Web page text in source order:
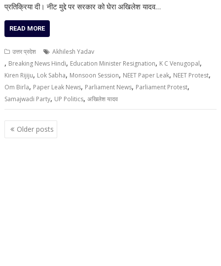
प्रतिक्रिया दी। नीट मुद्दे पर सरकार को घेरा अखिलेश यादव…
READ MORE
उत्तर प्रदेश Akhilesh Yadav
, Breaking News Hindi, Education Minister Resignation, K C Venugopal,
Kiren Rijiju, Lok Sabha, Monsoon Session, NEET Paper Leak, NEET Protest,
Om Birla, Paper Leak News, Parliament News, Parliament Protest,
Samajwadi Party, UP Politics,अखिलेश यादव
Posts
navigation
Older posts